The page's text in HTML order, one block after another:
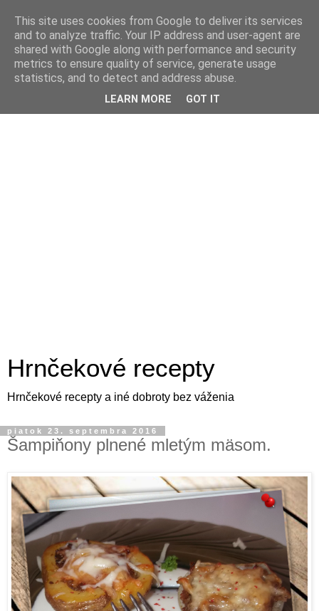
Hrnčekové recepty
Hrnčekové recepty a iné dobroty bez váženia
piatok 23. septembra 2016
Šampiňony plnené mletým mäsom.
This site uses cookies from Google to deliver its services
and to analyze traffic. Your IP address and user-agent are
shared with Google along with performance and security
metrics to ensure quality of service, generate usage
statistics, and to detect and address abuse.
LEARN MORE GOT IT